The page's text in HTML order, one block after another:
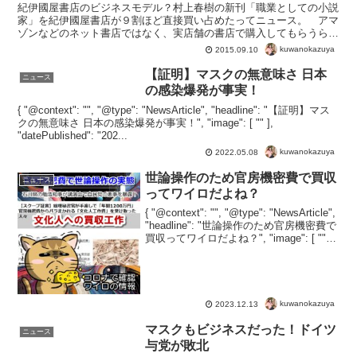
紀伊國屋書店のビジネスモデル？村上春樹の新刊「職業としての小説
家」を紀伊國屋書店が９割ほど直接買い占めたってニュース。 アマ
ゾンなどのネット書店ではなく、実店舗の書店で購入してもらうらし
い初刷りの大半を国内書店で販売することで、ネット書店に...
2015.09.10 kuwanokazuya
ニュース
【証明】マスクの無意味さ 日本
の感染爆発が事実！
{ "@context": "", "@type": "NewsArticle", "headline": "【証明】マス
クの無意味さ 日本の感染爆発が事実！", "image": [ "" ],
"datePublished": "202...
2022.05.08 kuwanokazuya
ニュース
世論操作のため官房機密費で買収
ってワイロだよね？
{ "@context": "", "@type": "NewsArticle",
"headline": "世論操作のため官房機密費で
買収ってワイロだよね？", "image": [ "" ],
2023.12.13 kuwanokazuya
ニュース
マスクもビジネスだった！ドイツ
与党が敗北